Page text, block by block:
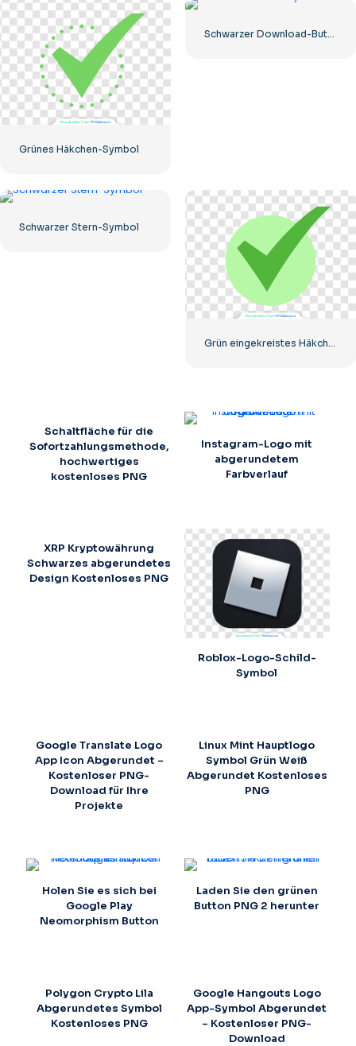
Grünes Häkchen-Symbol
Schwarzer Download-Button mit rotem Schild-Symbol
Schwarzer Stern-Symbol
Schaltfläche für die
Sofortzahlungsmethode,
hochwertiges
kostenloses PNG
Instagram-Logo mit
abgerundetem
Farbverlauf
XRP Kryptowährung
Schwarzes abgerundetes
Design Kostenloses PNG
Roblox-Logo-Schild-
Symbol
Google Translate Logo
App Icon Abgerundet –
Kostenloser PNG-
Download für Ihre
Projekte
Linux Mint Hauptlogo
Symbol Grün Weiß
Abgerundet Kostenloses
PNG
Holen Sie es sich bei
Google Play
Neomorphism Button
Laden Sie den grünen
Button PNG 2 herunter
Polygon Crypto Lila
Abgerundetes Symbol
Kostenloses PNG
Google Hangouts Logo
App-Symbol Abgerundet
– Kostenloser PNG-
Download